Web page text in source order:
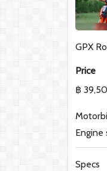
GPX
Price
฿
Engine
Specs